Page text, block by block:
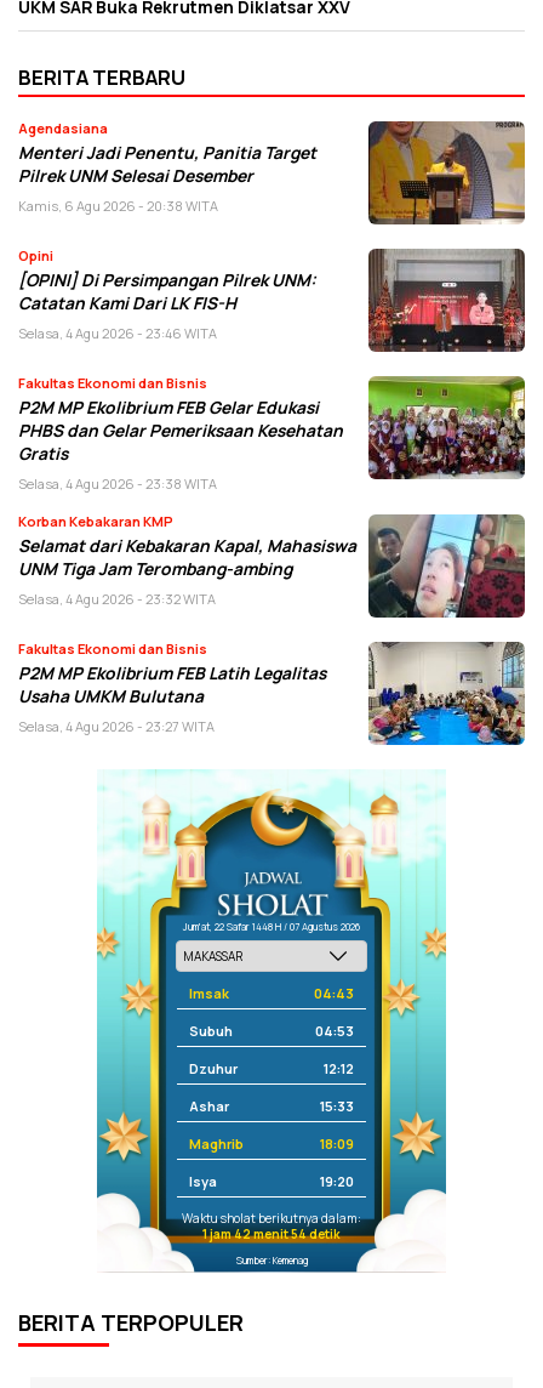
UKM SAR Buka Rekrutmen Diklatsar XXV
BERITA TERBARU
Agendasiana
Menteri Jadi Penentu, Panitia Target
Pilrek UNM Selesai Desember
Kamis, 6 Agu 2026 - 20:38 WITA
Opini
[OPINI] Di Persimpangan Pilrek UNM:
Catatan Kami Dari LK FIS-H
Selasa, 4 Agu 2026 - 23:46 WITA
Fakultas Ekonomi dan Bisnis
P2M MP Ekolibrium FEB Gelar Edukasi
PHBS dan Gelar Pemeriksaan Kesehatan
Gratis
Selasa, 4 Agu 2026 - 23:38 WITA
Korban Kebakaran KMP
Selamat dari Kebakaran Kapal, Mahasiswa
UNM Tiga Jam Terombang-ambing
Selasa, 4 Agu 2026 - 23:32 WITA
Fakultas Ekonomi dan Bisnis
P2M MP Ekolibrium FEB Latih Legalitas
Usaha UMKM Bulutana
Selasa, 4 Agu 2026 - 23:27 WITA
Jum'at, 22 Safar 1448 H / 07 Agustus 2026
Imsak 04:43
Subuh 04:53
Dzuhur 12:12
Ashar 15:33
Maghrib 18:09
Isya 19:20
Waktu sholat berikutnya dalam:
1 jam 42 menit 54 detik
Sumber: Kemenag
BERITA TERPOPULER